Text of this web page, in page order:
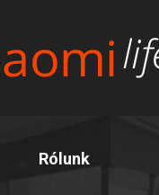
Rólunk